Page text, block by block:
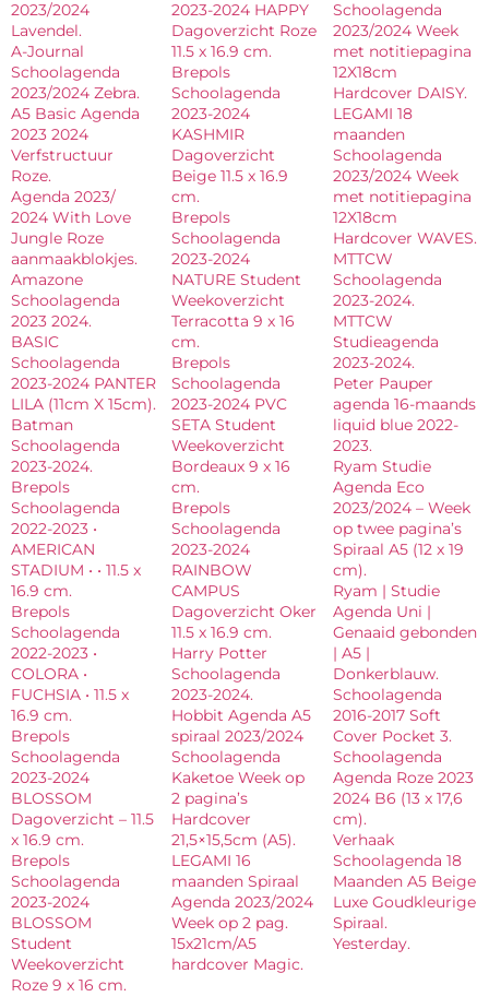
2023/2024
Lavendel.
A-Journal
Schoolagenda
2023/2024 Zebra.
A5 Basic Agenda
2023 2024
Verfstructuur
Roze.
Agenda 2023/
2024 With Love
Jungle Roze
aanmaakblokjes.
Amazone
Schoolagenda
2023 2024.
BASIC
Schoolagenda
2023-2024 PANTER
LILA (11cm X 15cm).
Batman
Schoolagenda
2023-2024.
Brepols
Schoolagenda
2022-2023 •
AMERICAN
STADIUM • • 11.5 x
16.9 cm.
Brepols
Schoolagenda
2022-2023 •
COLORA •
FUCHSIA • 11.5 x
16.9 cm.
Brepols
Schoolagenda
2023-2024
BLOSSOM
Dagoverzicht – 11.5
x 16.9 cm.
Brepols
Schoolagenda
2023-2024
BLOSSOM
Student
Weekoverzicht
Roze 9 x 16 cm.
2023-2024 HAPPY
Dagoverzicht Roze
11.5 x 16.9 cm.
Brepols
Schoolagenda
2023-2024
KASHMIR
Dagoverzicht
Beige 11.5 x 16.9
cm.
Brepols
Schoolagenda
2023-2024
NATURE Student
Weekoverzicht
Terracotta 9 x 16
cm.
Brepols
Schoolagenda
2023-2024 PVC
SETA Student
Weekoverzicht
Bordeaux 9 x 16
cm.
Brepols
Schoolagenda
2023-2024
RAINBOW
CAMPUS
Dagoverzicht Oker
11.5 x 16.9 cm.
Harry Potter
Schoolagenda
2023-2024.
Hobbit Agenda A5
spiraal 2023/2024
Schoolagenda
Kaketoe Week op
2 pagina’s
Hardcover
21,5×15,5cm (A5).
LEGAMI 16
maanden Spiraal
Agenda 2023/2024
Week op 2 pag.
15x21cm/A5
hardcover Magic.
Schoolagenda
2023/2024 Week
met notitiepagina
12X18cm
Hardcover DAISY.
LEGAMI 18
maanden
Schoolagenda
2023/2024 Week
met notitiepagina
12X18cm
Hardcover WAVES.
MTTCW
Schoolagenda
2023-2024.
MTTCW
Studieagenda
2023-2024.
Peter Pauper
agenda 16-maands
liquid blue 2022-
2023.
Ryam Studie
Agenda Eco
2023/2024 – Week
op twee pagina’s
Spiraal A5 (12 x 19
cm).
Ryam | Studie
Agenda Uni |
Genaaid gebonden
| A5 |
Donkerblauw.
Schoolagenda
2016-2017 Soft
Cover Pocket 3.
Schoolagenda
Agenda Roze 2023
2024 B6 (13 x 17,6
cm).
Verhaak
Schoolagenda 18
Maanden A5 Beige
Luxe Goudkleurige
Spiraal.
Yesterday.